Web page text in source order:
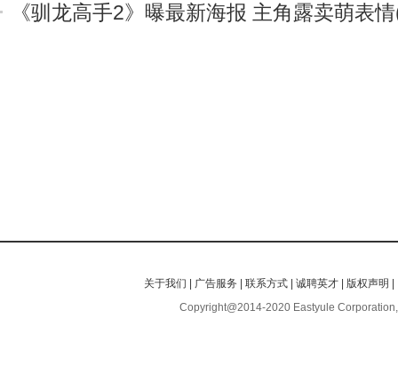
《驯龙高手2》曝最新海报 主角露卖萌表
关于我们 广告服务 |联系方式 |诚聘英才 版权声明
Copyright@2014-2020 Eastyule